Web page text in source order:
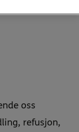
oss
refusjon,